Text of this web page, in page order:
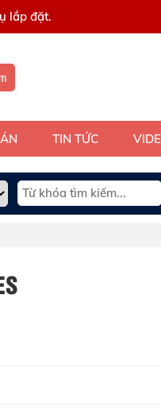
lắp đặt.
TIN TỨC